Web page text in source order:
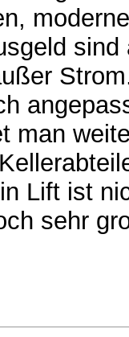
man
Lift ist
sehr